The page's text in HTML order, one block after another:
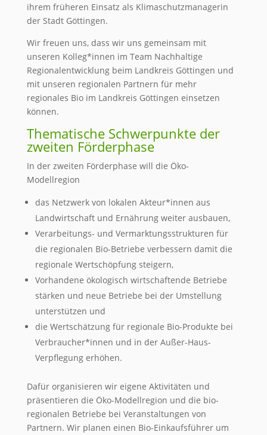
ihrem früheren Einsatz als Klimaschutzmanagerin
der Stadt Göttingen.
Wir freuen uns, dass wir uns gemeinsam mit
unseren Kolleg*innen im Team Nachhaltige
Regionalentwicklung beim Landkreis Göttingen und
mit unseren regionalen Partnern für mehr
regionales Bio im Landkreis Göttingen einsetzen
können.
Thematische Schwerpunkte der
zweiten Förderphase
In der zweiten Förderphase will die Öko-
Modellregion
das Netzwerk von lokalen Akteur*innen aus
Landwirtschaft und Ernährung weiter ausbauen,
Verarbeitungs- und Vermarktungsstrukturen für
die regionalen Bio-Betriebe verbessern damit die
regionale Wertschöpfung steigern,
Vorhandene ökologisch wirtschaftende Betriebe
stärken und neue Betriebe bei der Umstellung
unterstützen und
die Wertschätzung für regionale Bio-Produkte bei
Verbraucher*innen und in der Außer-Haus-
Verpflegung erhöhen.
Dafür organisieren wir eigene Aktivitäten und
präsentieren die Öko-Modellregion und die bio-
regionalen Betriebe bei Veranstaltungen von
Partnern. Wir planen einen Bio-Einkaufsführer um